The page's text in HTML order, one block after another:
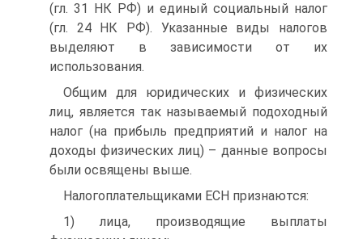
(гл. 31 НК РФ) и единый социальный налог
(гл. 24 НК РФ). Указанные виды налогов
выделяют в зависимости от их
использования.
Общим для юридических и физических
лиц, является так называемый подоходный
налог (на прибыль предприятий и налог на
доходы физических лиц) – данные вопросы
были освящены выше.
Налогоплательщиками ЕСН признаются:
1) лица, производящие выплаты